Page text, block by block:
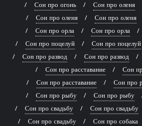
Сон про огонь
Сон про оленя
Сон про оленя
Сон про оленя
Сон про орла
Сон про орла
Сон про поцелуй
Сон про поцелуй
Сон про развод
Сон про развод
Сон про расставание
Сон
Сон про расставание
Сон про
Сон про рыбу
Сон про рыбу
Сон про свадьбу
Сон про свадьбу
Сон про свадьбу
Сон про собака